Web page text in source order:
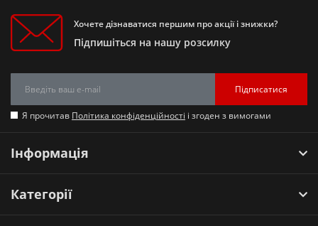
Хочете дізнаватися першим про акції і знижки?
Підпишіться на нашу розсилку
Підписатися
Я прочитав Політика конфіденційності і згоден з вимогами
Інформація
Категорії